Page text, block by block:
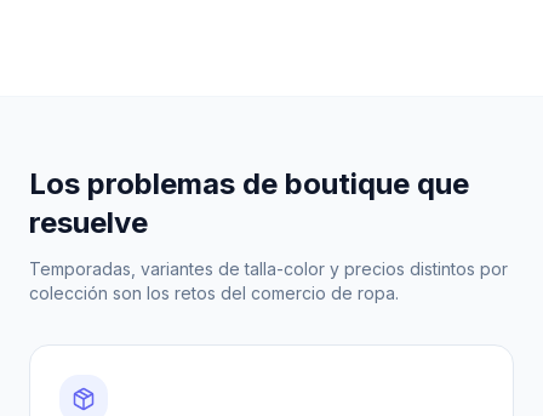
Los problemas de boutique que
resuelve
Temporadas, variantes de talla-color y precios distintos por
colección son los retos del comercio de ropa.